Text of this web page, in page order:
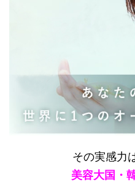
その実感力
美容大国・